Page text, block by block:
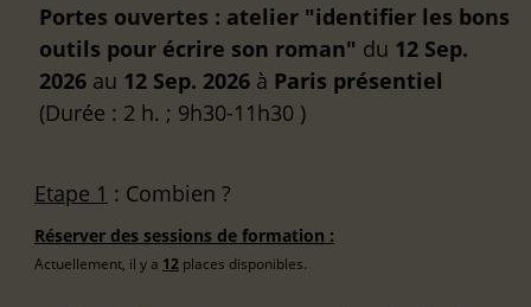
Portes ouvertes : atelier "identifier les bons
outils pour écrire son roman" du 12 Sep.
2026 au 12 Sep. 2026 à Paris présentiel
(Durée : 2 h. ; 9h30-11h30 )
Etape 1 : Combien ?
Réserver des sessions de formation :
Actuellement, il y a 12 places disponibles.